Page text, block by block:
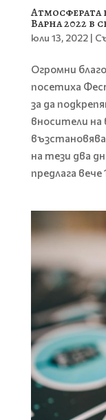
Атмосферата
Варна 2022 в
юли 13, 2022|
Огромни
посетиха
за да
вносители на
на тези два
предлага вече